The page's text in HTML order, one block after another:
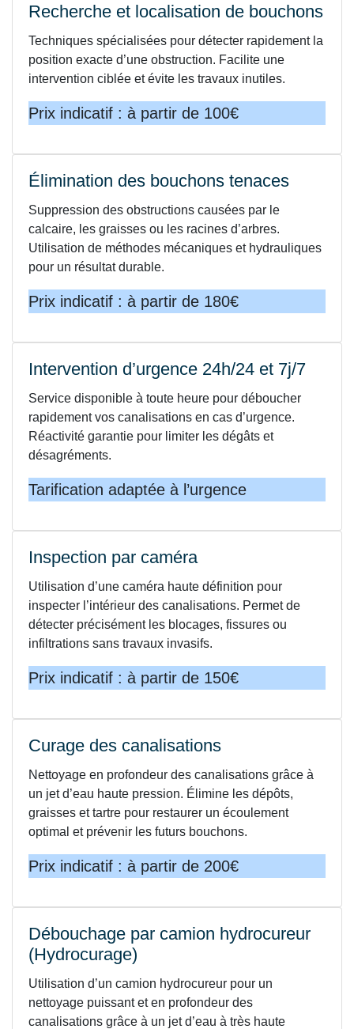
Recherche et localisation de bouchons
Techniques spécialisées pour détecter rapidement la
position exacte d’une obstruction. Facilite une
intervention ciblée et évite les travaux inutiles.
Prix indicatif : à partir de 100€
Élimination des bouchons tenaces
Suppression des obstructions causées par le
calcaire, les graisses ou les racines d’arbres.
Utilisation de méthodes mécaniques et hydrauliques
pour un résultat durable.
Prix indicatif : à partir de 180€
Intervention d’urgence 24h/24 et 7j/7
Service disponible à toute heure pour déboucher
rapidement vos canalisations en cas d’urgence.
Réactivité garantie pour limiter les dégâts et
désagréments.
Tarification adaptée à l’urgence
Inspection par caméra
Utilisation d’une caméra haute définition pour
inspecter l’intérieur des canalisations. Permet de
détecter précisément les blocages, fissures ou
infiltrations sans travaux invasifs.
Prix indicatif : à partir de 150€
Curage des canalisations
Nettoyage en profondeur des canalisations grâce à
un jet d’eau haute pression. Élimine les dépôts,
graisses et tartre pour restaurer un écoulement
optimal et prévenir les futurs bouchons.
Prix indicatif : à partir de 200€
Débouchage par camion hydrocureur
(Hydrocurage)
Utilisation d’un camion hydrocureur pour un
nettoyage puissant et en profondeur des
canalisations grâce à un jet d’eau à très haute